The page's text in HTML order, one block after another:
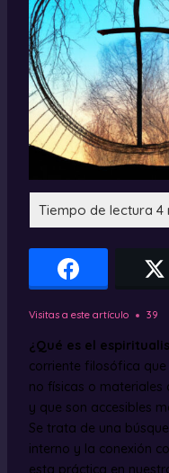
Visitas a este artículo 39
¿Qué es el
corriente filosófica
no físicas o materiales
y que son accesibles
Se trata de una
interno y la conexión
esta práctica en